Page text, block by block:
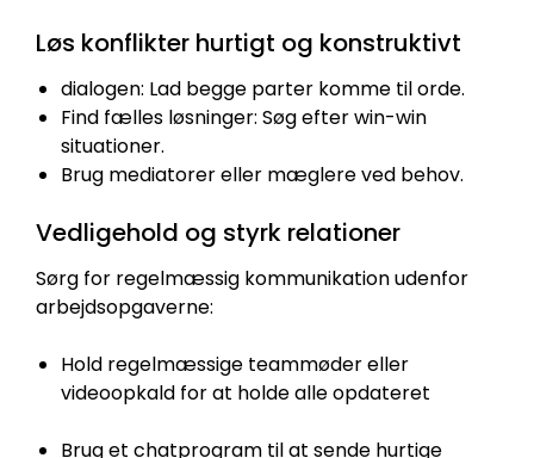
Løs konflikter hurtigt og konstruktivt
dialogen: Lad begge parter komme til orde.
Find fælles løsninger: Søg efter win-win
situationer.
Brug mediatorer eller mæglere ved behov.
Vedligehold og styrk relationer
Sørg for regelmæssig kommunikation udenfor
arbejdsopgaverne:
Hold regelmæssige teammøder eller
videoopkald for at holde alle opdateret
Brug et chatprogram til at sende hurtige